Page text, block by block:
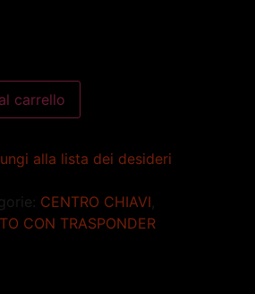
carrello
alla lista dei desideri
CENTRO CHIAVI
CON TRASPONDER